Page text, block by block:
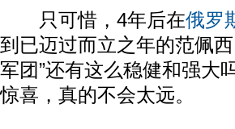
只可惜，4年后在俄罗
到已迈过而立之年的范佩
军团”还有这么稳健和强大
惊喜，真的不会太远。